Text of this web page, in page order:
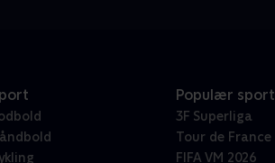
Populær sport
3F Superliga
Tour de France
FIFA VM 2026